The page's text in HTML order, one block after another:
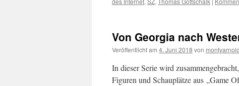
Von Georgia nach
Veröffentlicht am 4. Juni 2018 von montyarnold
In dieser Serie wird
Figuren und Schauplätze aus „Game